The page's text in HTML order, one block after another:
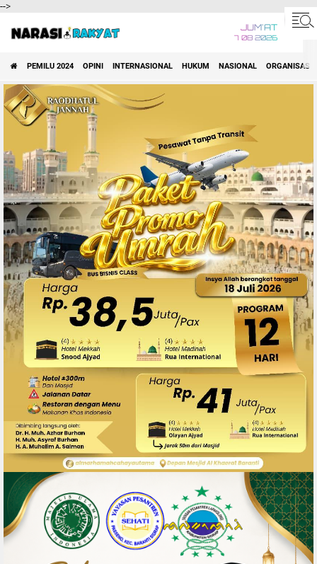
-->
JUM'AT
7 08 2026
PEMILU 2024 OPINI INTERNASIONAL HUKUM NASIONAL ORGANISASI